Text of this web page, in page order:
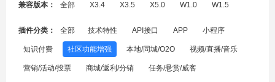
兼容版本： 全部 X3.4 X3.5 X5.0 W1.0 W1.5
插件分类： 全部 技术特性 API接口 APP 小程序
知识付费 社区功能增强 本地/同城/O2O 视频/直播/音乐
营销/活动/投票 商城/返利/分销 任务/悬赏/威客